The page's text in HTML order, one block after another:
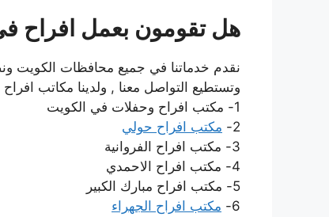
هل تقومون بعمل افراح
وتستطيع التواصل معنا , ولدينا مكاتب
1- مكتب افراح وحفلات في الكويت
2-
مكتب افراح حولي
3- مكتب افراح الفروانية
4- مكتب افراح الاحمدي
5- مكتب افراح مبارك الكبير
6-
مكتب افراح الجهراء